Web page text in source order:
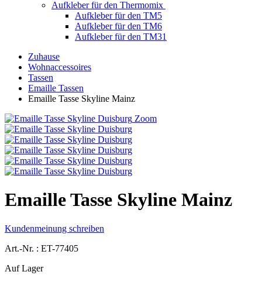
Aufkleber für den Thermomix
Aufkleber für den TM5
Aufkleber für den TM6
Aufkleber für den TM31
Zuhause
Wohnaccessoires
Tassen
Emaille Tassen
Emaille Tasse Skyline Mainz
Zoom
Emaille Tasse Skyline Mainz
Kundenmeinung schreiben
Art.-Nr. : ET-77405
Auf Lager